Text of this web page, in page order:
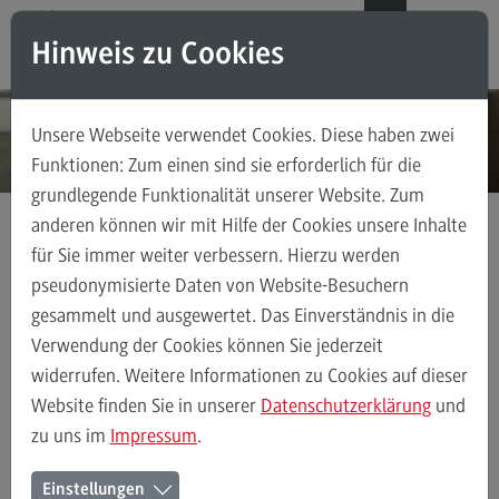
Direkt zum Inhalt
Direkt zum Hauptmenu
Direkt zum Footer
Modul-O-Mat
Masterstudiengänge
Accounting, Controlling, Taxation
Accounting, Controlling, Taxation
Modulangebot
Berufsperspektiven
Kontakt
Advanced Practice in Healthcare
Advanced Practice in Healthcare
Rahmenbedingungen
Kontakt Ansprechpersonen Weiterbildung
Ansprechpersonen Alle Kontakte (alphabetisch)
Ansprechpersonen des Bereichs
Hinweis zu Cookies
Unsere Webseite verwendet Cookies. Diese haben zwei
Funktionen: Zum einen sind sie erforderlich für die
grundlegende Funktionalität unserer Website. Zum
anderen können wir mit Hilfe der Cookies unsere Inhalte
für Sie immer weiter verbessern. Hierzu werden
pseudonymisierte Daten von Website-Besuchern
gesammelt und ausgewertet. Das Einverständnis in die
Verwendung der Cookies können Sie jederzeit
widerrufen. Weitere Informationen zu Cookies auf dieser
Website finden Sie in unserer Datenschutzerklärung und
zu uns im Impressum.
Einstellungen